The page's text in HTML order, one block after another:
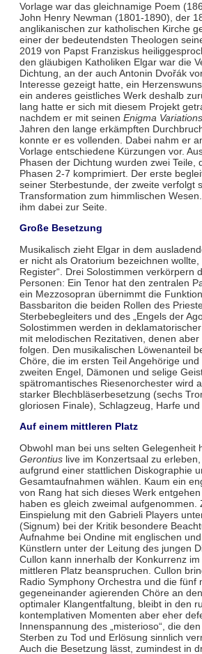
Vorlage war das gleichnamige Poem
John Henry Newman (1801-1890), der
anglikanischen zur katholischen Kirche
einer der bedeutendsten Theologen
2019 von Papst Franziskus
den gläubigen Katholiken Elgar war die
Dichtung, an der auch Antonin Dvořák
Interesse gezeigt hatte, ein
ein anderes geistliches Werk deshalb
lang hatte er sich mit diesem Projekt
nachdem er mit seinen Enigma Variations
Jahren den lange erkämpften
konnte er es vollenden. Dabei nahm er
Vorlage entschiedene Kürzungen vor.
Phasen der Dichtung wurden zwei Teile,
Phasen 2-7 komprimiert. Der erste
seiner Sterbestunde, der zweite verfolgt
Transformation zum himmlischen
ihm dabei zur Seite.
Große Besetzung
Musikalisch zieht Elgar in dem
er nicht als Oratorium bezeichnen wollte,
Register“. Drei Solostimmen verkörpern
Personen: Ein Tenor hat den zentralen
ein Mezzosopran übernimmt die
Bassbariton die beiden Rollen des
Sterbebegleiters und des „Engels der
Solostimmen werden in
mit melodischen Rezitativen, denen aber
folgen. Den musikalischen Löwenanteil
Chöre, die im ersten Teil Angehörige
zweiten Engel, Dämonen und selige
spätromantisches Riesenorchester wird
starker Blechbläserbesetzung (sechs
gloriosen Finale), Schlagzeug, Harfe und
Auf einem mittleren Platz
Obwohl man bei uns selten Gelegenheit
Gerontiuslive im Konzertsaal zu
aufgrund einer stattlichen Diskographie
Gesamtaufnahmen wählen. Kaum ein
von Rang hat sich dieses Werk
haben es gleich zweimal aufgenommen.
Einspielung mit den Gabrieli Players
(Signum) bei der Kritik besondere
Aufnahme bei Ondine mit englischen
Künstlern unter der Leitung des jungen
Cullon kann innerhalb der Konkurrenz
mittleren Platz beanspruchen. Cullon
Radio Symphony Orchestra und die fünf
gegeneinander agierenden Chöre an
optimaler Klangentfaltung, bleibt in den
kontemplativen Momenten aber eher
Innenspannung des „misterioso“, die
Sterben zu Tod und Erlösung sinnlich
Auch die Besetzung lässt, zumindest in